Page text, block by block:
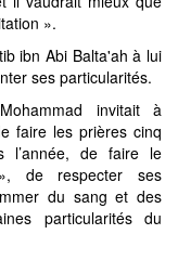
».
ibn Abi Balta'ah à lui
ses particularités.
invitait à
faire les prières cinq
de faire le
de respecter ses
du sang et des
particularités du